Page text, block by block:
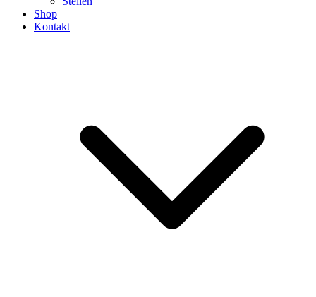
Shop
Kontakt